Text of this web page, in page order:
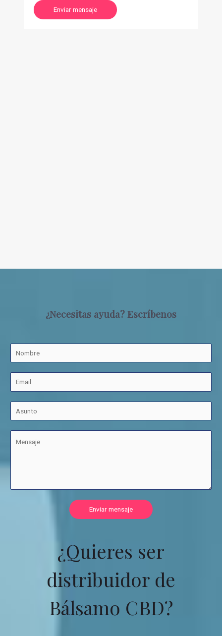
Enviar mensaje
¿Necesitas ayuda? Escríbenos
Enviar mensaje
¿Quieres ser
distribuidor de
Bálsamo CBD?